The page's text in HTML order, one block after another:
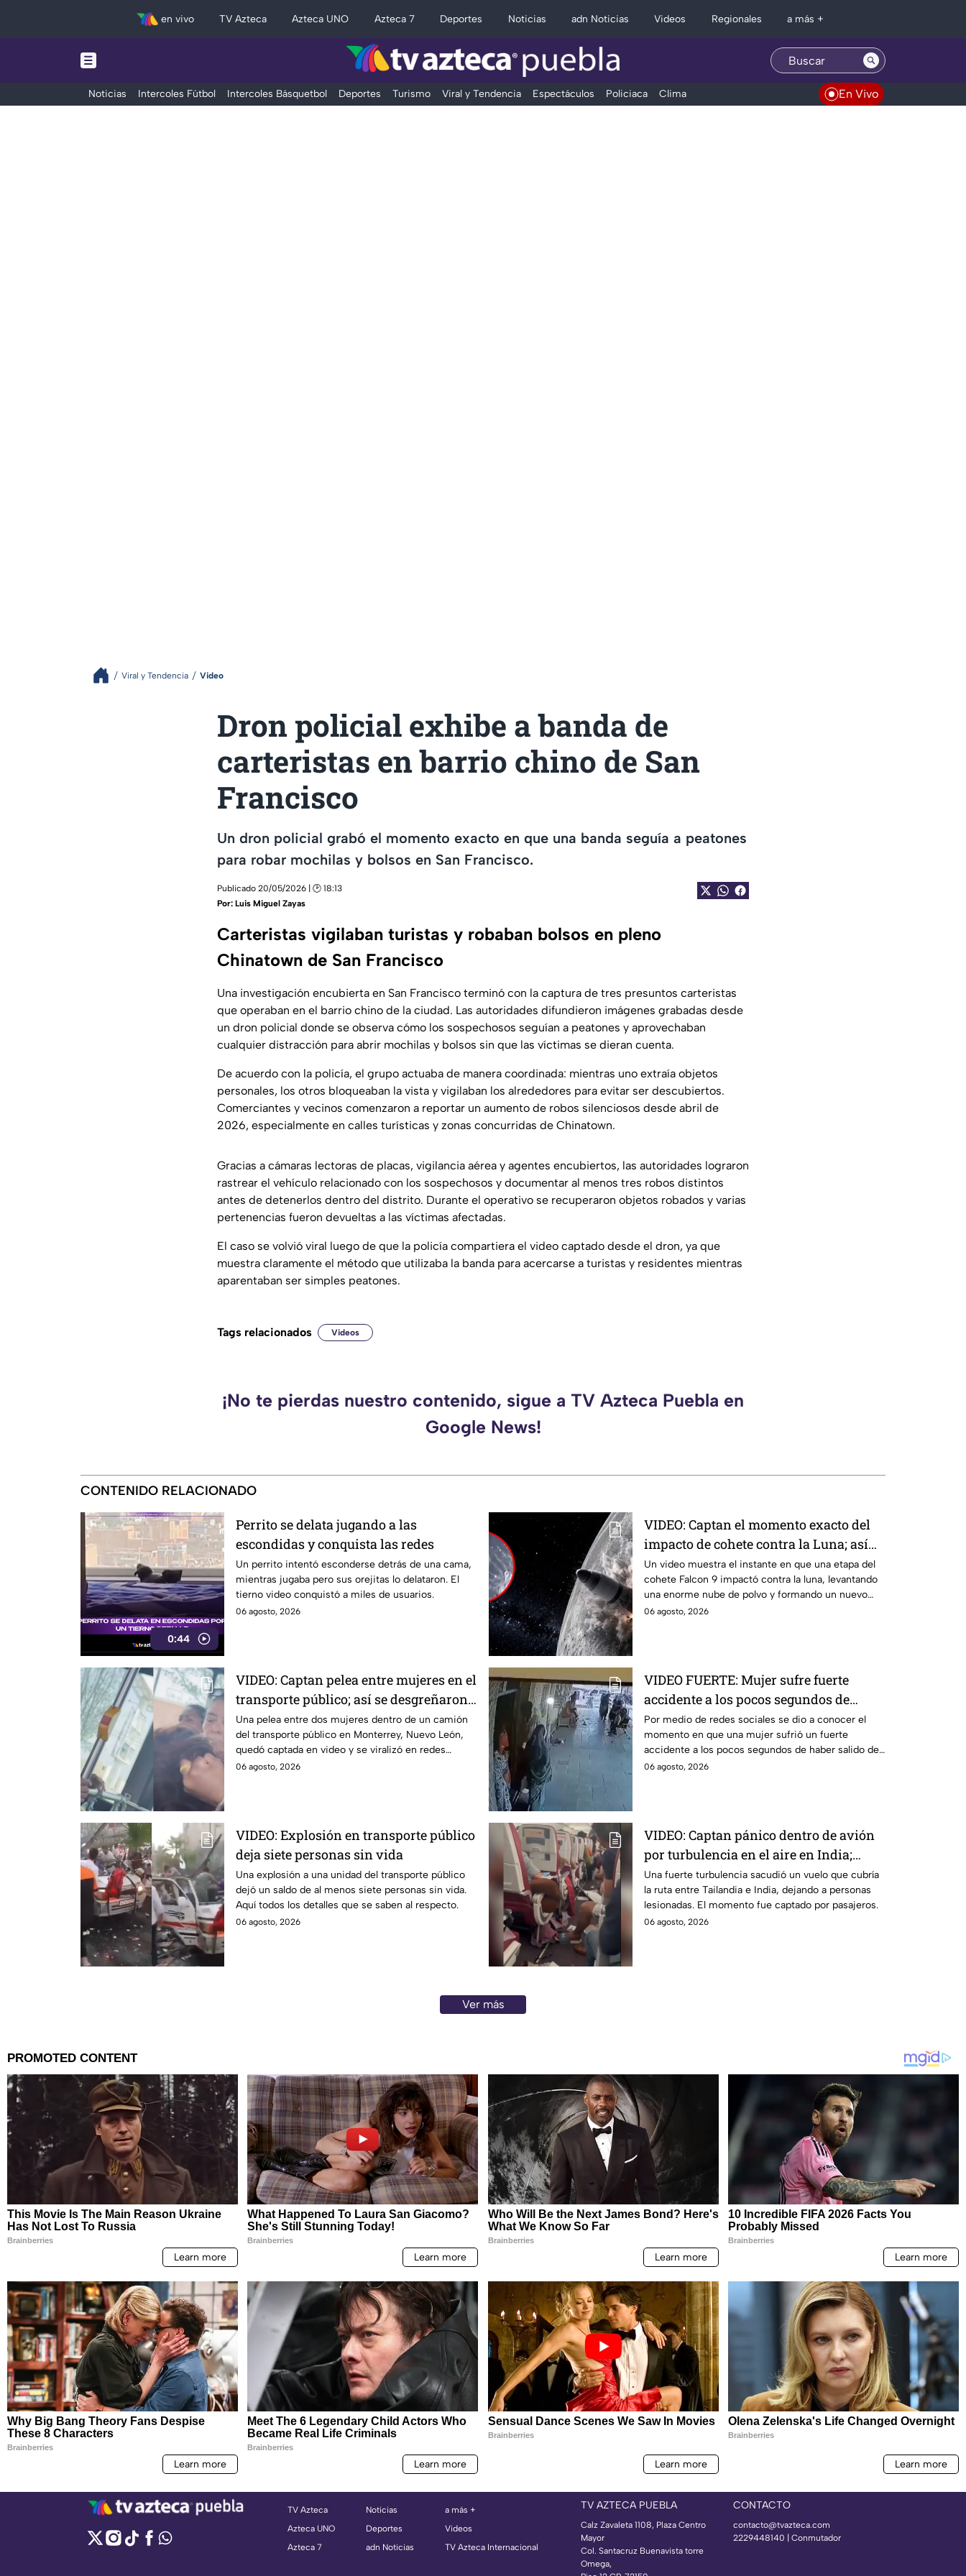
en vivo TV Azteca Azteca UNO Azteca 7 Deportes Noticias adn Noticias Videos Regionales a más +
Noticias Intercoles Fútbol Intercoles Básquetbol Deportes Turismo Viral y Tendencia Espectáculos Policiaca Clima En Vivo
Viral y Tendencia Video
Dron policial exhibe a banda de
carteristas en barrio chino de San
Francisco
Un dron policial grabó el momento exacto en que una banda seguía a peatones
para robar mochilas y bolsos en San Francisco.
Publicado 20/05/2026 | 🕑 18:13
Por: Luis Miguel Zayas
Carteristas vigilaban turistas y robaban bolsos en pleno
Chinatown de San Francisco
Una investigación encubierta en San Francisco terminó con la captura de tres presuntos carteristas
que operaban en el barrio chino de la ciudad. Las autoridades difundieron imágenes grabadas desde
un dron policial donde se observa cómo los sospechosos seguían a peatones y aprovechaban
cualquier distracción para abrir mochilas y bolsos sin que las víctimas se dieran cuenta.
De acuerdo con la policía, el grupo actuaba de manera coordinada: mientras uno extraía objetos
personales, los otros bloqueaban la vista y vigilaban los alrededores para evitar ser descubiertos.
Comerciantes y vecinos comenzaron a reportar un aumento de robos silenciosos desde abril de
2026, especialmente en calles turísticas y zonas concurridas de Chinatown.
Gracias a cámaras lectoras de placas, vigilancia aérea y agentes encubiertos, las autoridades lograron
rastrear el vehículo relacionado con los sospechosos y documentar al menos tres robos distintos
antes de detenerlos dentro del distrito. Durante el operativo se recuperaron objetos robados y varias
pertenencias fueron devueltas a las víctimas afectadas.
El caso se volvió viral luego de que la policía compartiera el video captado desde el dron, ya que
muestra claramente el método que utilizaba la banda para acercarse a turistas y residentes mientras
aparentaban ser simples peatones.
Tags relacionados Videos
¡No te pierdas nuestro contenido, sigue a TV Azteca Puebla en
Google News!
CONTENIDO RELACIONADO
0:44
Perrito se delata jugando a las
escondidas y conquista las redes
Un perrito intentó esconderse detrás de una cama,
mientras jugaba pero sus orejitas lo delataron. El
tierno video conquistó a miles de usuarios.
06 agosto, 2026
VIDEO: Captan el momento exacto del
impacto de cohete contra la Luna; así
reaccionó
Un video muestra el instante en que una etapa del
cohete Falcon 9 impactó contra la luna, levantando
una enorme nube de polvo y formando un nuevo
cráter.
06 agosto, 2026
VIDEO: Captan pelea entre mujeres en el
transporte público; así se desgreñaron
en Monterrey
Una pelea entre dos mujeres dentro de un camión
del transporte público en Monterrey, Nuevo León,
quedó captada en video y se viralizó en redes
sociales.
06 agosto, 2026
VIDEO FUERTE: Mujer sufre fuerte
accidente a los pocos segundos de
haber salido del hospital
Por medio de redes sociales se dio a conocer el
momento en que una mujer sufrió un fuerte
accidente a los pocos segundos de haber salido del
hospital.
06 agosto, 2026
VIDEO: Explosión en transporte público
deja siete personas sin vida
Una explosión a una unidad del transporte público
dejó un saldo de al menos siete personas sin vida.
Aquí todos los detalles que se saben al respecto.
06 agosto, 2026
VIDEO: Captan pánico dentro de avión
por turbulencia en el aire en India;
reportan 17 pasajeros lesionados
Una fuerte turbulencia sacudió un vuelo que cubría
la ruta entre Tailandia e India, dejando a personas
lesionadas. El momento fue captado por pasajeros.
06 agosto, 2026
Ver más
TV Azteca
Azteca UNO
Azteca 7
Noticias
Deportes
adn Noticias
a más +
Videos
TV Azteca Internacional
TV AZTECA PUEBLA
Calz Zavaleta 1108, Plaza Centro
Mayor
Col. Santacruz Buenavista torre
Omega,
CONTACTO
contacto@tvazteca.com
2229448140 | Conmutador